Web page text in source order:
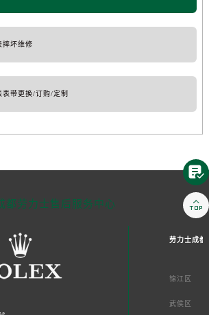
摔坏维修
表带更换/订购/定制
都劳力士售后服务中心
劳力士成都
锦江区
武侯区

